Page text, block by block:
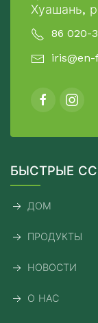
Хуашань,
86 020-
БЫСТРЫЕ
ДОМ
ПРОДУКТЫ
НОВОСТИ
О НАС